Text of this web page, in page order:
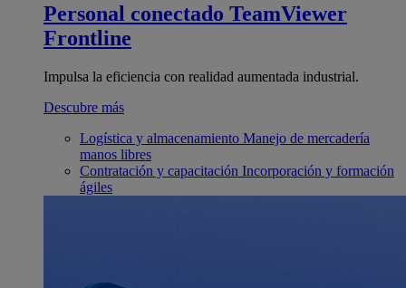
Personal conectado TeamViewer
Frontline
Impulsa la eficiencia con realidad aumentada industrial.
Descubre más
Logística y almacenamiento Manejo de mercadería
manos libres
Contratación y capacitación Incorporación y formación
ágiles